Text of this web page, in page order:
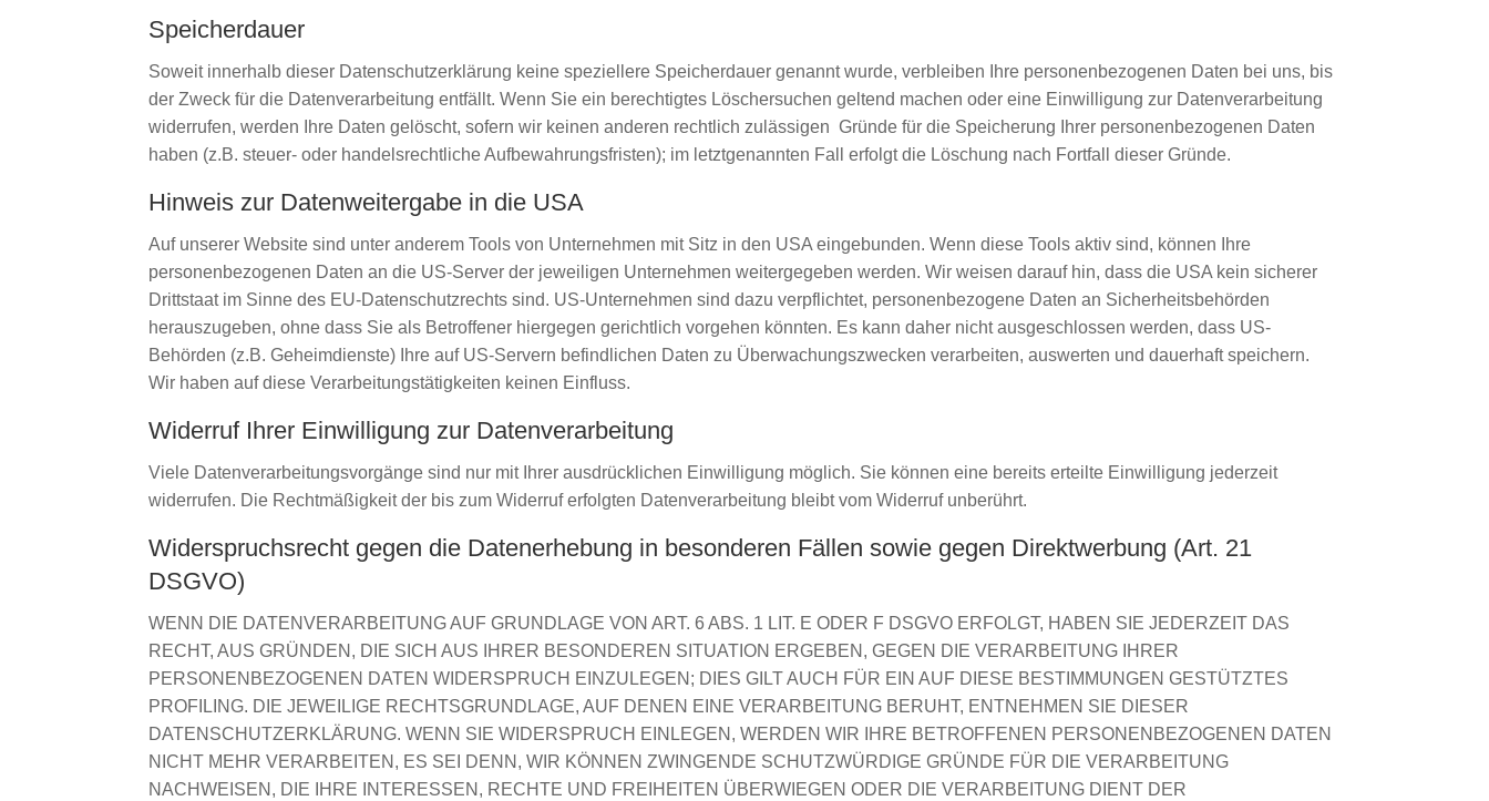
Speicherdauer
Soweit innerhalb dieser Datenschutzerklärung keine speziellere Speicherdauer genannt wurde, verbleiben Ihre personenbezogenen Daten bei uns, bis
der Zweck für die Datenverarbeitung entfällt. Wenn Sie ein berechtigtes Löschersuchen geltend machen oder eine Einwilligung zur Datenverarbeitung
widerrufen, werden Ihre Daten gelöscht, sofern wir keinen anderen rechtlich zulässigen Gründe für die Speicherung Ihrer personenbezogenen Daten
haben (z.B. steuer- oder handelsrechtliche Aufbewahrungsfristen); im letztgenannten Fall erfolgt die Löschung nach Fortfall dieser Gründe.
Hinweis zur Datenweitergabe in die USA
Auf unserer Website sind unter anderem Tools von Unternehmen mit Sitz in den USA eingebunden. Wenn diese Tools aktiv sind, können Ihre
personenbezogenen Daten an die US-Server der jeweiligen Unternehmen weitergegeben werden. Wir weisen darauf hin, dass die USA kein sicherer
Drittstaat im Sinne des EU-Datenschutzrechts sind. US-Unternehmen sind dazu verpflichtet, personenbezogene Daten an Sicherheitsbehörden
herauszugeben, ohne dass Sie als Betroffener hiergegen gerichtlich vorgehen könnten. Es kann daher nicht ausgeschlossen werden, dass US-
Behörden (z.B. Geheimdienste) Ihre auf US-Servern befindlichen Daten zu Überwachungszwecken verarbeiten, auswerten und dauerhaft speichern.
Wir haben auf diese Verarbeitungstätigkeiten keinen Einfluss.
Widerruf Ihrer Einwilligung zur Datenverarbeitung
Viele Datenverarbeitungsvorgänge sind nur mit Ihrer ausdrücklichen Einwilligung möglich. Sie können eine bereits erteilte Einwilligung jederzeit
widerrufen. Die Rechtmäßigkeit der bis zum Widerruf erfolgten Datenverarbeitung bleibt vom Widerruf unberührt.
Widerspruchsrecht gegen die Datenerhebung in besonderen Fällen sowie gegen Direktwerbung (Art. 21
DSGVO)
WENN DIE DATENVERARBEITUNG AUF GRUNDLAGE VON ART. 6 ABS. 1 LIT. E ODER F DSGVO ERFOLGT, HABEN SIE JEDERZEIT DAS
RECHT, AUS GRÜNDEN, DIE SICH AUS IHRER BESONDEREN SITUATION ERGEBEN, GEGEN DIE VERARBEITUNG IHRER
PERSONENBEZOGENEN DATEN WIDERSPRUCH EINZULEGEN; DIES GILT AUCH FÜR EIN AUF DIESE BESTIMMUNGEN GESTÜTZTES
PROFILING. DIE JEWEILIGE RECHTSGRUNDLAGE, AUF DENEN EINE VERARBEITUNG BERUHT, ENTNEHMEN SIE DIESER
DATENSCHUTZERKLÄRUNG. WENN SIE WIDERSPRUCH EINLEGEN, WERDEN WIR IHRE BETROFFENEN PERSONENBEZOGENEN DATEN
NICHT MEHR VERARBEITEN, ES SEI DENN, WIR KÖNNEN ZWINGENDE SCHUTZWÜRDIGE GRÜNDE FÜR DIE VERARBEITUNG
NACHWEISEN, DIE IHRE INTERESSEN, RECHTE UND FREIHEITEN ÜBERWIEGEN ODER DIE VERARBEITUNG DIENT DER